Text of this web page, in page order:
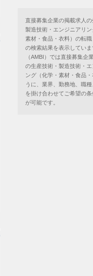
直接募集企業の掲載求人の
製造技術・エンジニアリン
素材・食品・衣料）の転
の検索結果を表示してい
（AMBI）では直接募集企
の生産技術・製造技術・エ
ング（化学・素材・食品・
うに、業界、勤務地、職
を掛け合わせてご希望の
が可能です。